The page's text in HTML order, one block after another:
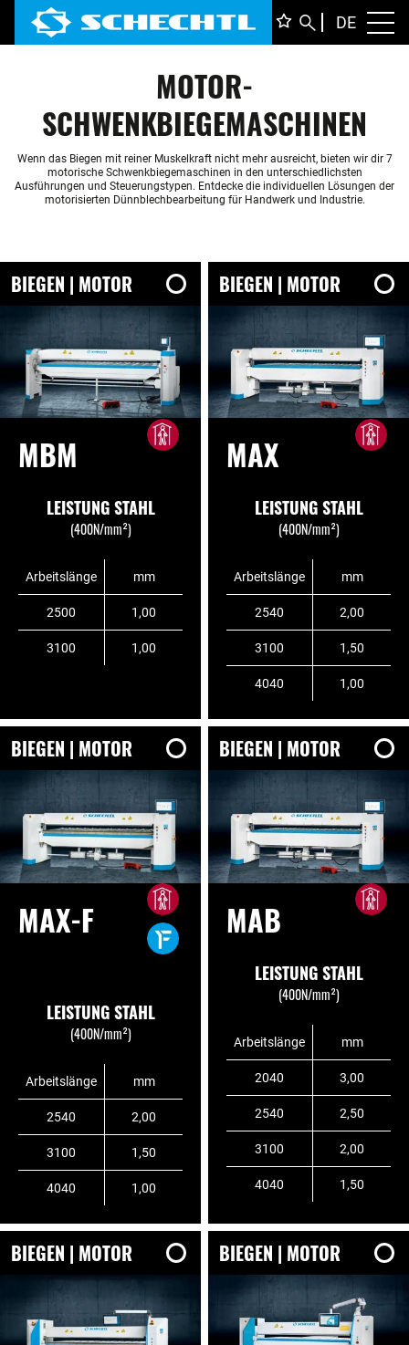
DE
MOTOR-
SCHWENKBIEGEMASCHINEN
Wenn das Biegen mit reiner Muskelkraft nicht mehr ausreicht, bieten wir dir 7
motorische Schwenkbiegemaschinen in den unterschiedlichsten
Ausführungen und Steuerungstypen. Entdecke die individuellen Lösungen der
motorisierten Dünnblechbearbeitung für Handwerk und Industrie.
BIEGEN | MOTOR
MBM
LEISTUNG STAHL
(400N/mm²)
Arbeitslänge mm
2500 1,00
3100 1,00
BIEGEN | MOTOR
MAX
LEISTUNG STAHL
(400N/mm²)
Arbeitslänge mm
2540 2,00
3100 1,50
4040 1,00
BIEGEN | MOTOR
MAX-F
LEISTUNG STAHL
(400N/mm²)
Arbeitslänge mm
2540 2,00
3100 1,50
4040 1,00
BIEGEN | MOTOR
MAB
LEISTUNG STAHL
(400N/mm²)
Arbeitslänge mm
2040 3,00
2540 2,50
3100 2,00
4040 1,50
BIEGEN | MOTOR BIEGEN | MOTOR